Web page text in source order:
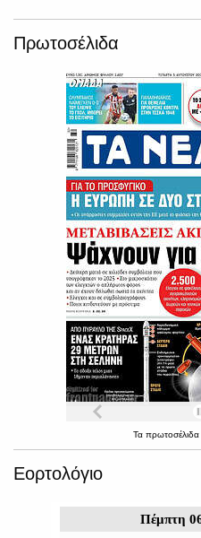
Πρωτοσέλιδα
Τα πρωτοσέλιδα
Εορτολόγιο